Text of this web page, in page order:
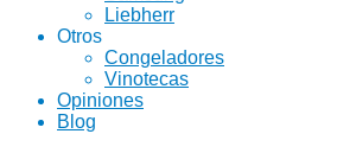
Liebherr
Otros
Congeladores
Vinotecas
Opiniones
Blog